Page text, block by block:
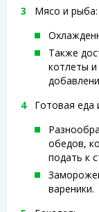
Мясо и рыба:
Также
котлеты
Готовая еда
обедов,
подать к
вареники.